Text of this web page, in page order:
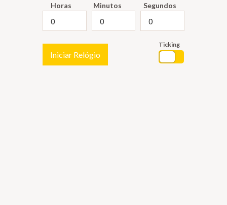
Horas Minutos Segundos
Iniciar Relógio
Ticking